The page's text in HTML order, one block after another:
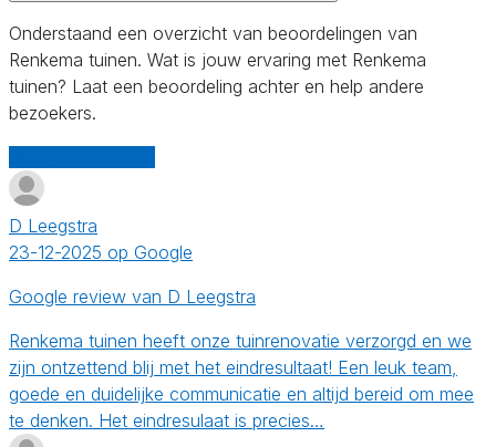
Onderstaand een overzicht van beoordelingen van
Renkema tuinen. Wat is jouw ervaring met Renkema
tuinen? Laat een beoordeling achter en help andere
bezoekers.
D Leegstra
23-12-2025 op Google
Google review van D Leegstra
Renkema tuinen heeft onze tuinrenovatie verzorgd en we
zijn ontzettend blij met het eindresultaat! Een leuk team,
goede en duidelijke communicatie en altijd bereid om mee
te denken. Het eindresulaat is precies…